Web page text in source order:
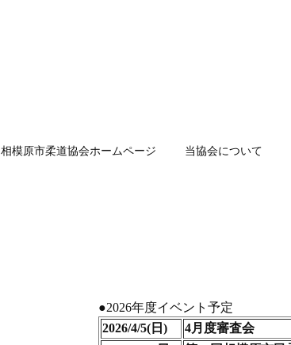
相模原市柔道協会ホームページ 当協会について